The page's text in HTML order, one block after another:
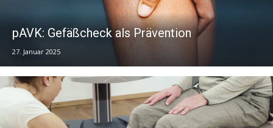
pAVK: Gefäßcheck als Prävention
27. Januar 2025